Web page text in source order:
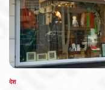
POSTED
देश